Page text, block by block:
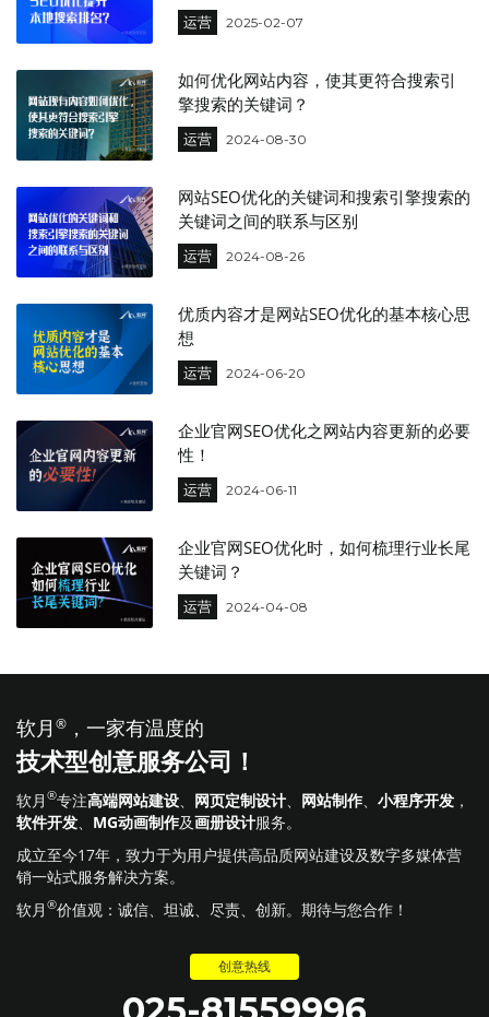
运营 2025-02-07
如何优化网站内容，使其更符合搜索引
擎搜索的关键词？
运营 2024-08-30
网站SEO优化的关键词和搜索引擎搜索的
关键词之间的联系与区别
运营 2024-08-26
优质内容才是网站SEO优化的基本核心思
想
运营 2024-06-20
企业官网SEO优化之网站内容更新的必要
性！
运营 2024-06-11
企业官网SEO优化时，如何梳理行业长尾
关键词？
运营 2024-04-08
软月 ® ，一家有温度的
技术型创意服务公司！
软月 ®专注高端网站建设 网页定制设计 网站制作 小程序开发 ，
软件开发
MG动画制作及画册设计服务。
成立至今17年，致力于为用户提供高品质网站建设及数字多媒体营
销一站式服务解决方案。
软月 ®价值观：诚信、坦诚、尽责、创新。期待与您合作！
创意热线